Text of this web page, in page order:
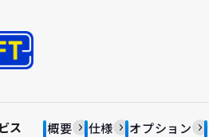
ス 概要 仕様 オプション